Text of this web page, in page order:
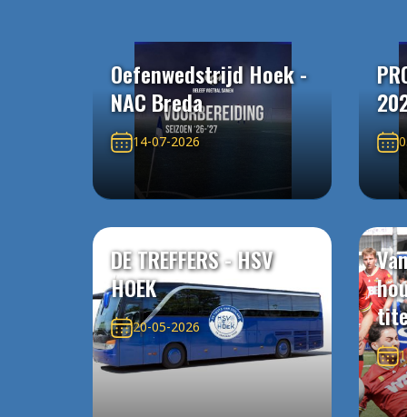
Oefenwedstrijd Hoek -
NAC Breda
14-07-2026
DE TREFFERS - HSV
HOEK
20-05-2026